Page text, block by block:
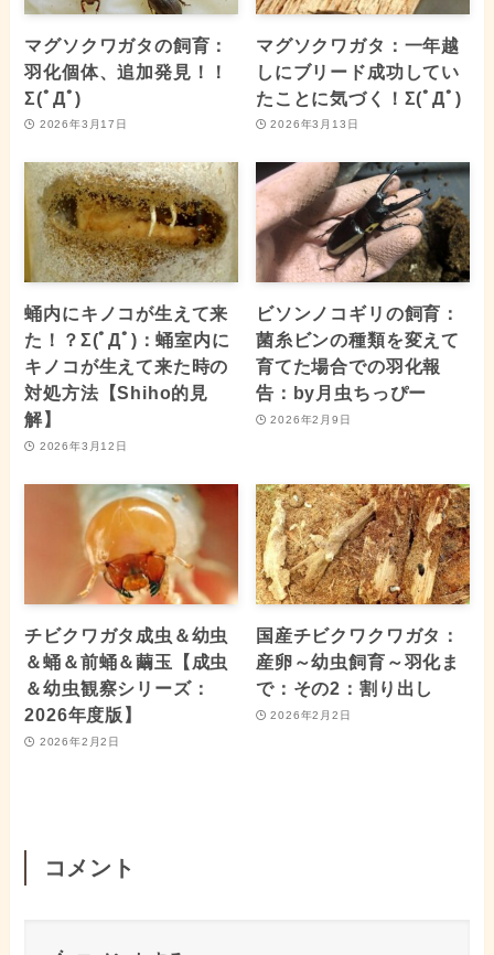
マグソクワガタの飼育：
羽化個体、追加発見！！
Σ(ﾟДﾟ)
2026年3月17日
マグソクワガタ：一年越
しにブリード成功してい
たことに気づく！Σ(ﾟДﾟ)
2026年3月13日
蛹内にキノコが生えて来
た！？Σ(ﾟДﾟ)：蛹室内に
キノコが生えて来た時の
対処方法【Shiho的見
解】
2026年3月12日
ビソンノコギリの飼育：
菌糸ビンの種類を変えて
育てた場合での羽化報
告：by月虫ちっぴー
2026年2月9日
チビクワガタ成虫＆幼虫
＆蛹＆前蛹＆繭玉【成虫
＆幼虫観察シリーズ：
2026年度版】
2026年2月2日
国産チビクワクワガタ：
産卵～幼虫飼育～羽化ま
で：その2：割り出し
2026年2月2日
コメント